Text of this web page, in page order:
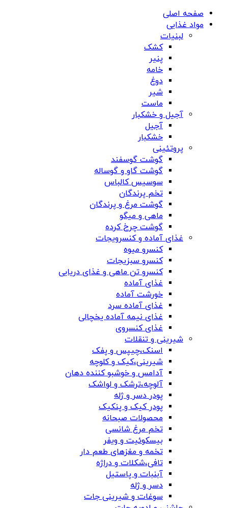
صفحه اصلی
مواد غذایی
لبنیات
کشک
پنیر
خامه
دوغ
شیر
ماست
آجیل و خشکبار
آجیل
خشکبار
پروتئینی
گوشت گوسفند
گوشت گاو و گوساله
سوسیس کالباس
تخم پرندگان
گوشت مرغ و پرندگان
ماهی و میگو
گوشت چرخ کرده
غذای آماده و کنسرویجات
کنسرو میوه
کنسرو سبزیجات
کنسرو تن ماهی و غذای دریایی
غذای آماده
خورشت آماده
غذای آماده سرد
غذای نیمه آماده یخچالی
غذای کنسروی
شیرینی و تنقلات
اسنک،چیپس و پفک
شیرینی،کیک و کلوچه
آدامس و خوشبو کننده دهان
آلوچه،ترشک و لواشک
پودر دسر و ژله
پودر کیک و پنکیک
محصولات صبحانه
تخم مرغ شانسی
بیسکوئیت و ویفر
تخمه و مغزهای طعم دار
تافی،شکلات و دراژه
آبنبات و پاستیل
دسر و ژله
سوغات و شیرینی جات